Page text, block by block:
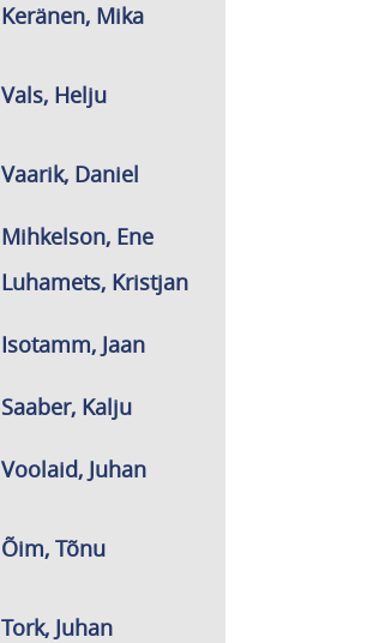
Keränen, Mika
Vals, Helju
Vaarik, Daniel
Mihkelson, Ene
Luhamets, Kristjan
Isotamm, Jaan
Saaber, Kalju
Voolaid, Juhan
Õim, Tõnu
Tork, Juhan